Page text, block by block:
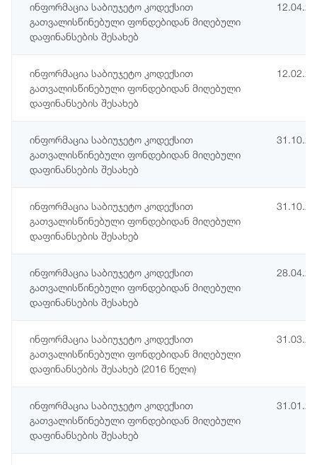
ინფორმაცია საბიუჯეტო კოდექსით
გათვალისწინებული ფონდებიდან მიღებული
დაფინანსების შესახებ
ინფორმაცია საბიუჯეტო კოდექსით
გათვალისწინებული ფონდებიდან მიღებული
დაფინანსების შესახებ
ინფორმაცია საბიუჯეტო კოდექსით
გათვალისწინებული ფონდებიდან მიღებული
დაფინანსების შესახებ
ინფორმაცია საბიუჯეტო კოდექსით
გათვალისწინებული ფონდებიდან მიღებული
დაფინანსების შესახებ
ინფორმაცია საბიუჯეტო კოდექსით
გათვალისწინებული ფონდებიდან მიღებული
დაფინანსების შესახებ
ინფორმაცია საბიუჯეტო კოდექსით
გათვალისწინებული ფონდებიდან მიღებული
დაფინანსების შესახებ (2016 წელი)
ინფორმაცია საბიუჯეტო კოდექსით
გათვალისწინებული ფონდებიდან მიღებული
დაფინანსების შესახებ